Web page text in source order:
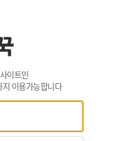
이트인
이용가능합니다